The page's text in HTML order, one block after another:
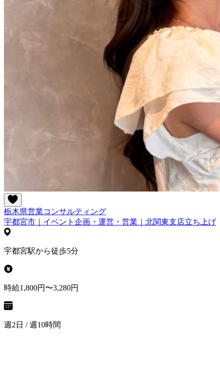
栃木県営業コンサルティング
宇都宮市｜イベント企画・運営・営業｜北関東支店立ち上げ
宇都宮駅から徒歩5分
時給1,800円〜3,280円
週2日 / 週10時間